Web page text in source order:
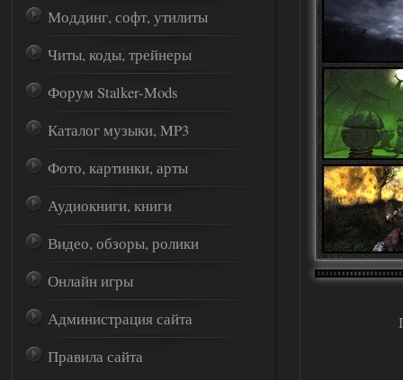
Моддинг, софт, утилиты
Читы, коды, трейнеры
Форум Stalker-Mods
Каталог музыки, MP3
Фото, картинки, арты
Аудиокниги, книги
Видео, обзоры, ролики
Онлайн игры
Администрация сайта
Правила сайта